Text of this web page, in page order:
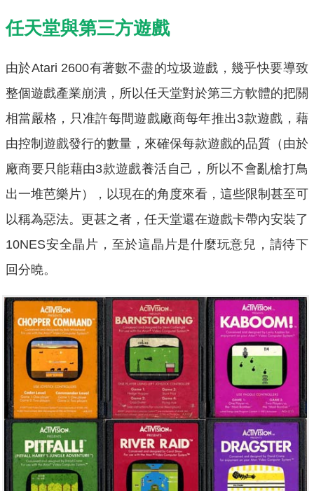
任天堂與第三方遊戲
由於Atari 2600有著數不盡的垃圾遊戲，幾乎快要導致
整個遊戲產業崩潰，所以任天堂對於第三方軟體的把關
相當嚴格，只准許每間遊戲廠商每年推出3款遊戲，藉
由控制遊戲發行的數量，來確保每款遊戲的品質（由於
廠商要只能藉由3款遊戲養活自己，所以不會亂槍打鳥
出一堆芭樂片），以現在的角度來看，這些限制甚至可
以稱為惡法。更甚之者，任天堂還在遊戲卡帶內安裝了
10NES安全晶片，至於這晶片是什麼玩意兒，請待下
回分曉。